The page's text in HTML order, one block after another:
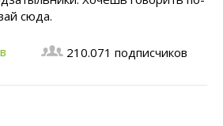
сюда.
210.071 подписчиков